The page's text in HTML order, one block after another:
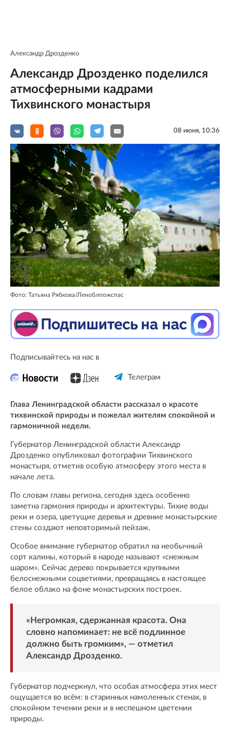
Александр Дрозденко
Александр Дрозденко поделился
атмосферными кадрами
Тихвинского монастыря
08 июня, 10:36
Фото: Татьяна Рябкова/Леноблпожспас
Подписывайтесь на нас в
Телеграм
Глава Ленинградской области рассказал о красоте
тихвинской природы и пожелал жителям спокойной и
гармоничной недели.
Губернатор Ленинградской области Александр
Дрозденко опубликовал фотографии Тихвинского
монастыря, отметив особую атмосферу этого места в
начале лета.
По словам главы региона, сегодня здесь особенно
заметна гармония природы и архитектуры. Тихие воды
реки и озера, цветущие деревья и древние монастырские
стены создают неповторимый пейзаж.
Особое внимание губернатор обратил на необычный
сорт калины, который в народе называют «снежным
шаром». Сейчас дерево покрывается крупными
белоснежными соцветиями, превращаясь в настоящее
белое облако на фоне монастырских построек.
«Негромкая, сдержанная красота. Она
словно напоминает: не всё подлинное
должно быть громким», — отметил
Александр Дрозденко.
Губернатор подчеркнул, что особая атмосфера этих мест
ощущается во всём: в старинных намоленных стенах, в
спокойном течении реки и в неспешном цветении
природы.